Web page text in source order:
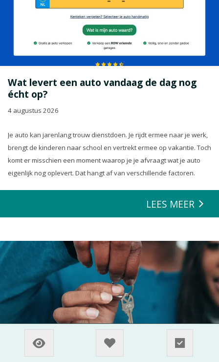
Wat levert een auto vandaag de dag nog
écht op?
4 augustus 2026
Je auto kan jarenlang trouw dienstdoen. Je rijdt ermee naar je werk,
brengt de kinderen naar school en vertrekt ermee op vakantie. Toch
komt er misschien een moment waarop je je afvraagt wat je auto
eigenlijk nog oplevert. Dat hangt af van verschillende factoren.
LEES MEER